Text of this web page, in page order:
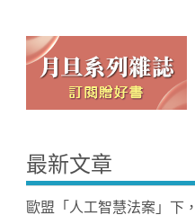
最新文章
歐盟「人工智慧法案」下